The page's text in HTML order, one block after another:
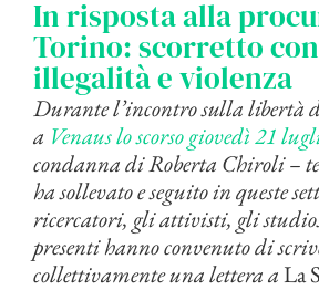
In risposta alla
Torino: scorretto
illegalità e violenza
Durante l’incontro sulla libertà
a Venaus lo scorso giovedì 21
condanna di Roberta Chiroli –
ha sollevato e seguito in queste
ricercatori, gli attivisti, gli
presenti hanno convenuto di
collettivamente una lettera aLa